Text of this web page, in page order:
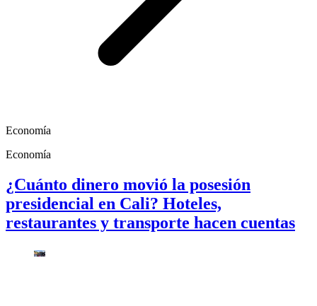
Economía
Economía
¿Cuánto dinero movió la posesión
presidencial en Cali? Hoteles,
restaurantes y transporte hacen cuentas